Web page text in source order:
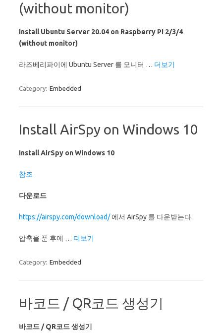
(without monitor)
Install Ubuntu Server 20.04 on Raspberry Pi 2/3/4
(without monitor)
라즈베리파이에 Ubuntu Server 를 모니터 … 더보기
Category: Embedded
Install AirSpy on Windows 10
Install AirSpy on Windows 10
참조
다운로드
https://airspy.com/download/에서 AirSpy 를 다운받는다.
압축을 푼 후에 … 더보기
Category: Embedded
바코드 / QR코드 생성기
바코드 / QR코드 생성기